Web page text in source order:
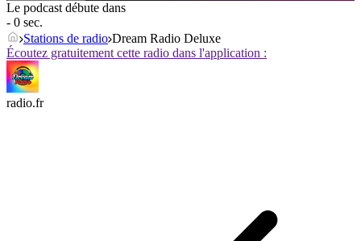
Le podcast débute dans
- 0 sec.
Stations de radio Dream Radio Deluxe
Écoutez gratuitement cette radio dans l'application :
radio.fr